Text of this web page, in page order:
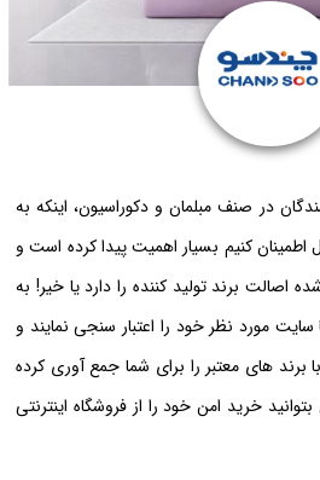
در صنف مبلمان و دکوراسیون، اینکه به
کنیم بسیار اهمیت پیدا کرده است و
برند تولید کننده را دارد یا خیر! به
سایت مورد نظر خود را اعتبار سنجی نمایند و
های معتبر را برای شما جمع آوری کرده
خرید امن خود را از فروشگاه اینترنتی